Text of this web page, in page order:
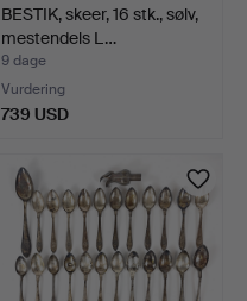
BESTIK, skeer, 16 stk., sølv,
mestendels L…
9 dage
Vurdering
739 USD